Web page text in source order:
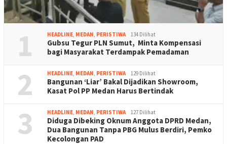
1 HEADLINE, MEDAN, PERISTIWA 134 Dilihat
Gubsu Tegur PLN Sumut, Minta Kompensasi
bagi Masyarakat Terdampak Pemadaman
2 HEADLINE, MEDAN, PERISTIWA 129 Dilihat
Bangunan ‘Liar’ Bakal Dijadikan Showroom,
Kasat Pol PP Medan Harus Bertindak
3 HEADLINE, MEDAN, PERISTIWA 127 Dilihat
Diduga Dibeking Oknum Anggota DPRD Medan,
Dua Bangunan Tanpa PBG Mulus Berdiri, Pemko
Kecolongan PAD